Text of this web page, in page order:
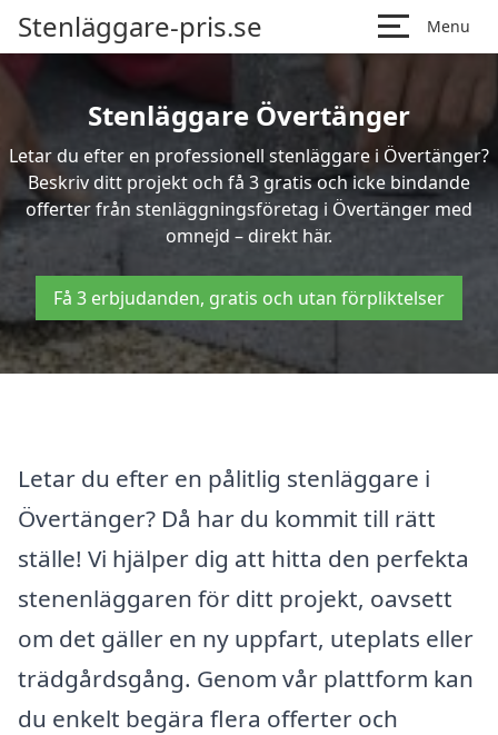
Stenläggare-pris.se Menu
Stenläggare Övertänger
Letar du efter en professionell stenläggare i Övertänger?
Beskriv ditt projekt och få 3 gratis och icke bindande
offerter från stenläggningsföretag i Övertänger med
omnejd – direkt här.
Få 3 erbjudanden, gratis och utan förpliktelser
Letar du efter en pålitlig stenläggare i
Övertänger? Då har du kommit till rätt
ställe! Vi hjälper dig att hitta den perfekta
stenenläggaren för ditt projekt, oavsett
om det gäller en ny uppfart, uteplats eller
trädgårdsgång. Genom vår plattform kan
du enkelt begära flera offerter och